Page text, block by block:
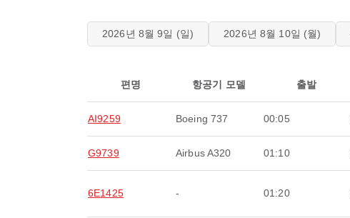
2026년 8월 9일 (일) 2026년 8월 10일 (월)
편명 항공기 모델 출발
AI9259 Boeing 737 00:05
G9739 Airbus A320 01:10
6E1425 - 01:20